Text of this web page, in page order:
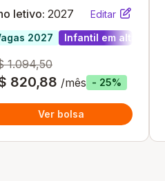
letivo: 2027
Editar
2027
Infantil em alta!
1.094,50
820,88 /mês - 25%
Ver bolsa